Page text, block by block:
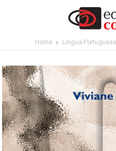
Home Língua Portuguesa